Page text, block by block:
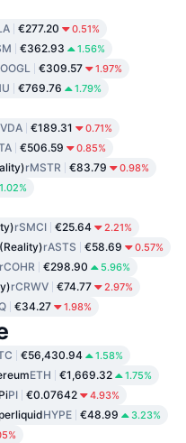
€277.20 0.51%
€362.93 1.56%
€309.57 1.97%
€769.76 1.79%
€189.31 0.71%
€506.59 0.85%
rMSTR €83.79 0.98%
1.02%
rSMCI €25.64 2.21%
rASTS €58.69 0.57%
rCOHR €298.90 5.96%
rCRWV €74.77 2.97%
€34.27 1.98%
€56,430.94 1.58%
ETH €1,669.32 1.75%
PiPI €0.07642 4.93%
HYPE €48.99 3.23%